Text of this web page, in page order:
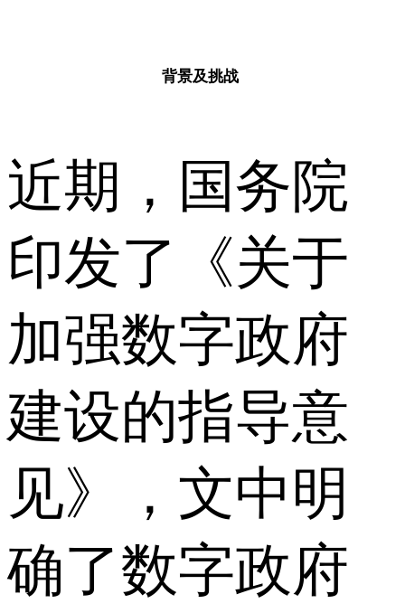
背景及挑战
近期，国务院
印发了《关于
加强数字政府
建设的指导意
见》，文中明
确了数字政府